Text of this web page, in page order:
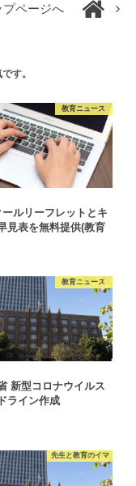
プページへ
す。
教育ニュース
ルリーフレットとキ
見表を無料提供(教育
教育ニュース
新型コロナウイルス
ライン作成
先生と教育のイマ